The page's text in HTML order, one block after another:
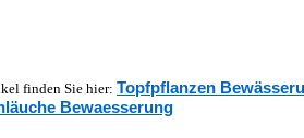
finden Sie hier: Topfpflanzen
Bewaesserung